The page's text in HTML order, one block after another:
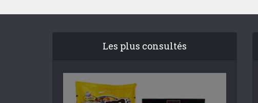
Les plus consultés